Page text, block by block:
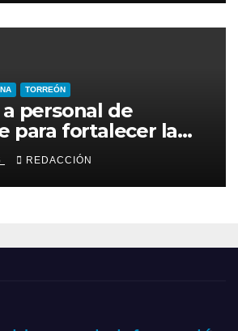
TORREÓN
personal de
para fortalecer la
usuarios
REDACCIÓN